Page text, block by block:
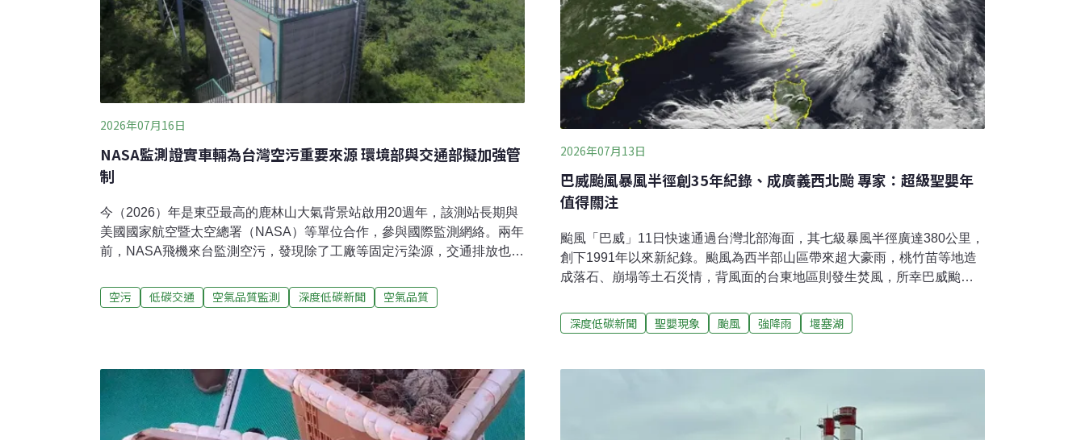
2026年07月16日
NASA監測證實車輛為台灣空污重要來源 環境部與交通部擬加強管
制
今（2026）年是東亞最高的鹿林山大氣背景站啟用20週年，該測站長期與
美國國家航空暨太空總署（NASA）等單位合作，參與國際監測網絡。兩年
前，NASA飛機來台監測空污，發現除了工廠等固定污染源，交通排放也占
（7-SEAS）」研討會表示，環境部已經與交通部合作研擬道路設計、低污
染運具轉換等措施，也呼籲地方政府將空污納入城市治理，參考推動國外
15日舉辦「7-SEAS國際研討會暨鹿林山大氣背景站20週年慶」，邀集來自
歐美、日韓、東南亞等百位專家學者，共同探討跨境空氣污染、氣候變遷
及大氣監測等議題。環境部長彭啓明昨日受訪指出，經過兩年前美國國家
航空暨太空總署（NASA）的飛機探測，發現台灣空污的原因很複
空污 低碳交通 空氣品質監測 深度低碳新聞 空氣品質
2026年07月13日
巴威颱風暴風半徑創35年紀錄、成廣義西北颱 專家：超級聖嬰年
值得關注
颱風「巴威」11日快速通過台灣北部海面，其七級暴風半徑廣達380公里，
創下1991年以來新紀錄。颱風為西半部山區帶來超大豪雨，桃竹苗等地造
成落石、崩塌等土石災情，背風面的台東地區則發生焚風，所幸巴威颱風
嬰年，可能導致颱風強度增強，不容輕忽。超級聖嬰年海溫偏高 專家示警
注意颱風強度巴威颱風於6月30日在西太平洋海面生成，以強烈颱風之姿往
度颱風，11日清晨1時暴風圈接觸台灣陸地，當晚11時脫離本島，颱風中心
示，巴威颱風路徑最具威脅之處，在於颱風抵達北部外海後，外圍環流帶
來幾乎與西北海岸垂直的強勁西北風，不僅容易將海水推向陸地，引發海
深度低碳新聞 聖嬰現象 颱風 強降雨 堰塞湖